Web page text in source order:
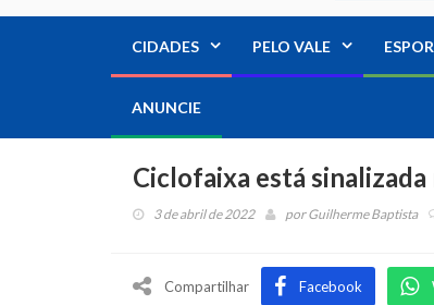
CIDADES PELO VALE
ANUNCIE
Ciclofaixa está
3 de abril de 2022 porGuilherme Baptista
Compartilhar Facebook